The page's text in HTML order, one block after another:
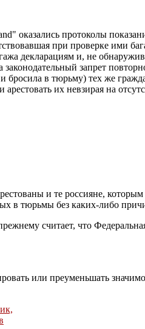
оказались протоколы
при проверке ими
декларациям и, не
запрет
бросила в тюрьму) тех же
их невзирая на
и те россияне,
в тюрьмы без каких-либо
считает, что
или преуменьшать